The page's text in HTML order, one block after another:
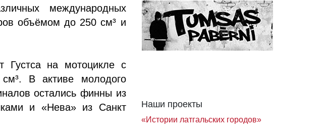
международных
объёмом до 250 см³ и
Густса на мотоцикле с
В активе молодого
остались финны из
и «Нева» из Санкт
Наши проекты
«Истории латгальских городов»